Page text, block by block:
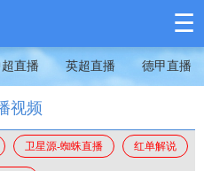
☰
直播 英超直播 德甲直播
视频
卫星源-蜘蛛直播 红单解说